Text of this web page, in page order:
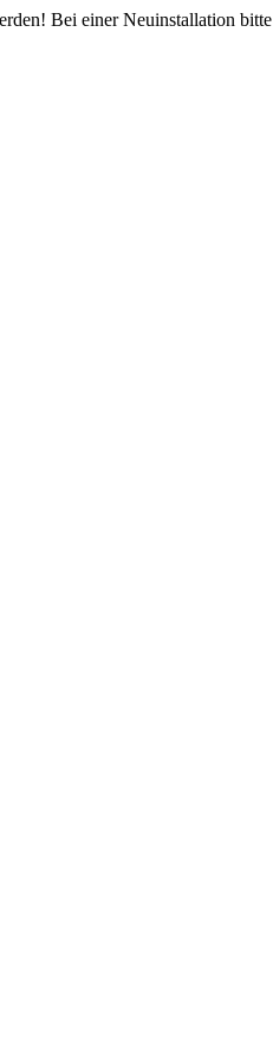
Bei einer Neuinstallation bitte